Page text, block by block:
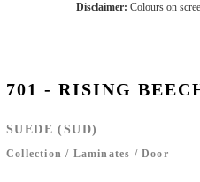
Disclaimer: Colours on
701 - RISING
SUEDE (SUD)
Collection / Laminates / Door